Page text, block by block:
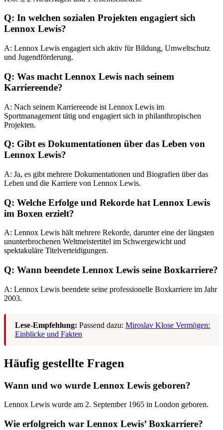
Q: In welchen sozialen Projekten engagiert sich
Lennox Lewis?
A: Lennox Lewis engagiert sich aktiv für Bildung, Umweltschutz
und Jugendförderung.
Q: Was macht Lennox Lewis nach seinem
Karriereende?
A: Nach seinem Karriereende ist Lennox Lewis im
Sportmanagement tätig und engagiert sich in philanthropischen
Projekten.
Q: Gibt es Dokumentationen über das Leben von
Lennox Lewis?
A: Ja, es gibt mehrere Dokumentationen und Biografien über das
Leben und die Karriere von Lennox Lewis.
Q: Welche Erfolge und Rekorde hat Lennox Lewis
im Boxen erzielt?
A: Lennox Lewis hält mehrere Rekorde, darunter eine der längsten
ununterbrochenen Weltmeistertitel im Schwergewicht und
spektakuläre Titelverteidigungen.
Q: Wann beendete Lennox Lewis seine Boxkarriere?
A: Lennox Lewis beendete seine professionelle Boxkarriere im Jahr
2003.
Lese-Empfehlung: Passend dazu: Miroslav Klose Vermögen:
Einblicke und Fakten
Häufig gestellte Fragen
Wann und wo wurde Lennox Lewis geboren?
Lennox Lewis wurde am 2. September 1965 in London geboren.
Wie erfolgreich war Lennox Lewis’ Boxkarriere?